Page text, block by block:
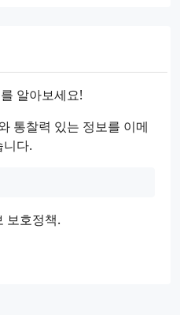
알아보세요!
통찰력 있는 정보를 이메
다.
보호정책.